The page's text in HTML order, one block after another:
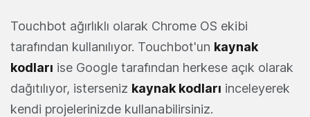
Touchbot ağırlıklı olarak Chrome OS ekibi
tarafından kullanılıyor. Touchbot'un kaynak
kodları ise Google tarafından herkese açık olarak
dağıtılıyor, isterseniz kaynak kodları inceleyerek
kendi projelerinizde kullanabilirsiniz.